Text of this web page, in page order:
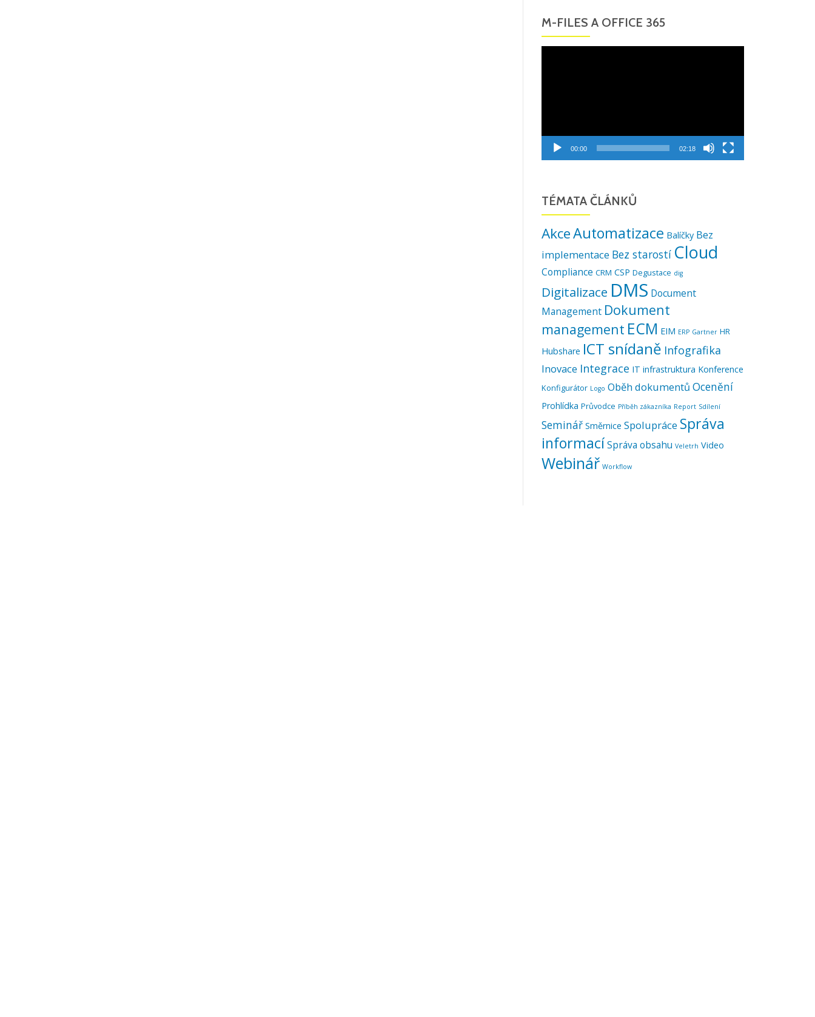
M-FILES A OFFICE 365
00:00 02:18
TÉMATA ČLÁNKŮ
AkceAutomatizace Balíčky Bez
implementace Bez starostí Cloud
Compliance CRM CSP Degustace dig
Digitalizace DMS Document
Management Dokument
management ECM EIM ERP Gartner HR
Hubshare ICT snídaně Infografika
Inovace Integrace IT infrastruktura Konference
Konfigurátor Logo Oběh dokumentů Ocenění
Prohlídka Průvodce Příběh zákazníka Report Sdílení
Seminář Směrnice Spolupráce Správa
informacíSpráva obsahu Veletrh Video
Webinář Workflow